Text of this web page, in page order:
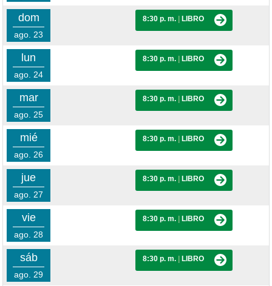
dom
ago. 23
8:30 p. m. LIBRO
lun
ago. 24
8:30 p. m. LIBRO
mar
ago. 25
8:30 p. m. LIBRO
mié
ago. 26
8:30 p. m. LIBRO
jue
ago. 27
8:30 p. m. LIBRO
vie
ago. 28
8:30 p. m. LIBRO
sáb
ago. 29
8:30 p. m. LIBRO